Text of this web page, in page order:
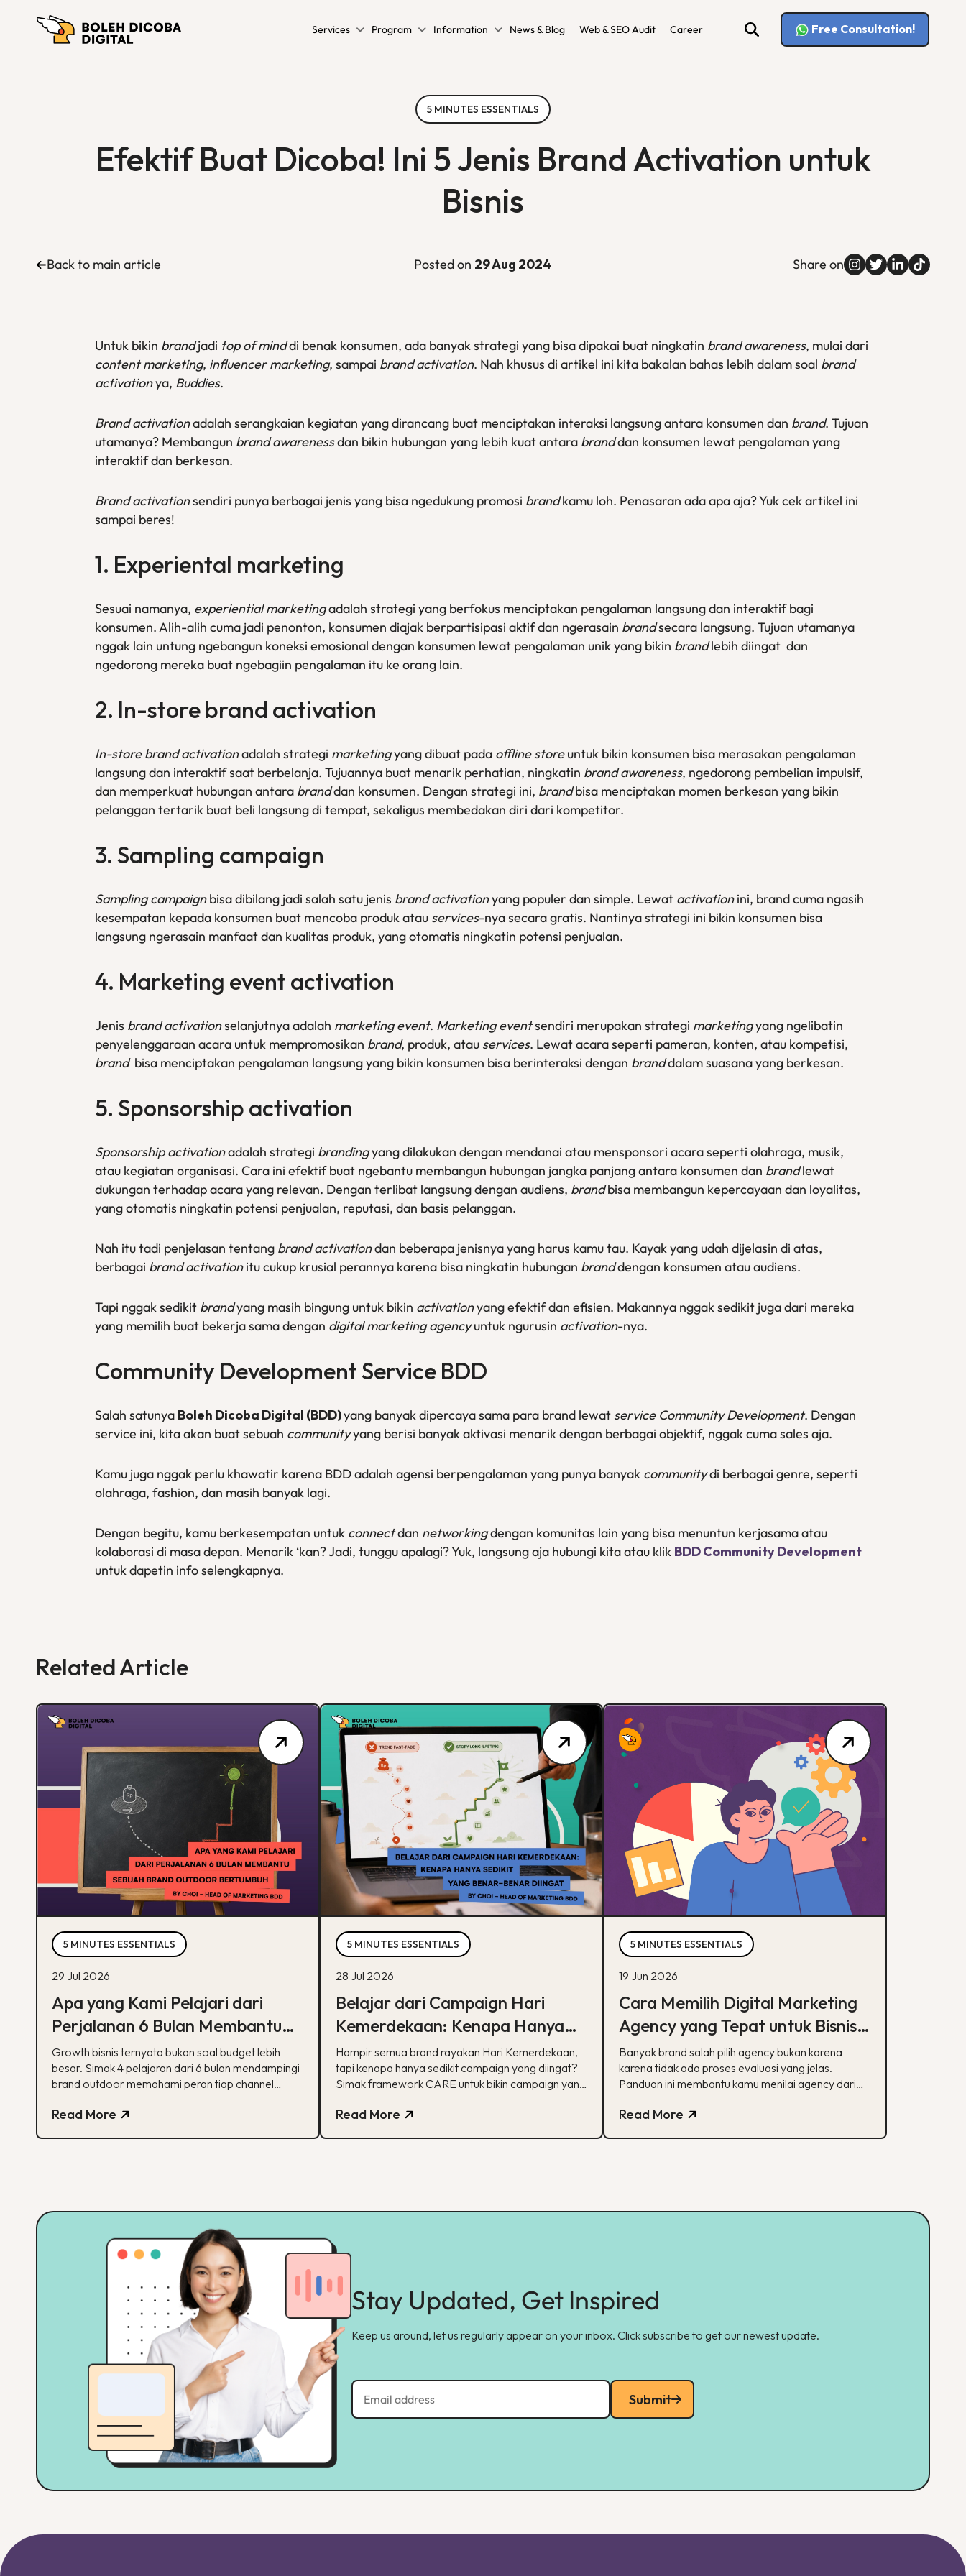
Services Program Information News & Blog Web & SEO Audit Career Free Consultation!
5 MINUTES ESSENTIALS
Efektif Buat Dicoba! Ini 5 Jenis Brand Activation untuk
Bisnis
Back to main article Posted on 29 Aug 2024 Share on
Untuk bikin brandjadi top of minddi benak konsumen, ada banyak strategi yang bisa dipakai buat ningkatin brand awareness, mulai dari
content marketing, influencer marketing, sampai brand activation. Nah khusus di artikel ini kita bakalan bahas lebih dalam soal brand
activationya, Buddies.
Brand activationadalah serangkaian kegiatan yang dirancang buat menciptakan interaksi langsung antara konsumen dan brand. Tujuan
utamanya? Membangun brand awarenessdan bikin hubungan yang lebih kuat antara branddan konsumen lewat pengalaman yang
interaktif dan berkesan.
Brand activationsendiri punya berbagai jenis yang bisa ngedukung promosi brandkamu loh. Penasaran ada apa aja? Yuk cek artikel ini
sampai beres!
1. Experiental marketing
Sesuai namanya, experiential marketingadalah strategi yang berfokus menciptakan pengalaman langsung dan interaktif bagi
konsumen. Alih-alih cuma jadi penonton, konsumen diajak berpartisipasi aktif dan ngerasain brandsecara langsung. Tujuan utamanya
nggak lain untung ngebangun koneksi emosional dengan konsumen lewat pengalaman unik yang bikin brandlebih diingat dan
ngedorong mereka buat ngebagiin pengalaman itu ke orang lain.
2. In-store brand activation
In-store brand activationadalah strategi marketingyang dibuat pada offline storeuntuk bikin konsumen bisa merasakan pengalaman
langsung dan interaktif saat berbelanja. Tujuannya buat menarik perhatian, ningkatin brand awareness, ngedorong pembelian impulsif,
dan memperkuat hubungan antara branddan konsumen. Dengan strategi ini, brandbisa menciptakan momen berkesan yang bikin
pelanggan tertarik buat beli langsung di tempat, sekaligus membedakan diri dari kompetitor.
3. Sampling campaign
Sampling campaignbisa dibilang jadi salah satu jenis brand activationyang populer dan simple. Lewat activationini, brand cuma ngasih
kesempatan kepada konsumen buat mencoba produk atau services-nya secara gratis. Nantinya strategi ini bikin konsumen bisa
langsung ngerasain manfaat dan kualitas produk, yang otomatis ningkatin potensi penjualan.
4. Marketing event activation
Jenis brand activationselanjutnya adalah marketing event. Marketing eventsendiri merupakan strategi marketingyang ngelibatin
penyelenggaraan acara untuk mempromosikan brand, produk, atau services. Lewat acara seperti pameran, konten, atau kompetisi,
brand bisa menciptakan pengalaman langsung yang bikin konsumen bisa berinteraksi dengan branddalam suasana yang berkesan.
5. Sponsorship activation
Sponsorship activationadalah strategi brandingyang dilakukan dengan mendanai atau mensponsori acara seperti olahraga, musik,
atau kegiatan organisasi. Cara ini efektif buat ngebantu membangun hubungan jangka panjang antara konsumen dan brandlewat
dukungan terhadap acara yang relevan. Dengan terlibat langsung dengan audiens, brandbisa membangun kepercayaan dan loyalitas,
yang otomatis ningkatin potensi penjualan, reputasi, dan basis pelanggan.
Nah itu tadi penjelasan tentang brand activationdan beberapa jenisnya yang harus kamu tau. Kayak yang udah dijelasin di atas,
berbagai brand activationitu cukup krusial perannya karena bisa ningkatin hubungan branddengan konsumen atau audiens.
Tapi nggak sedikit brandyang masih bingung untuk bikin activationyang efektif dan efisien. Makannya nggak sedikit juga dari mereka
yang memilih buat bekerja sama dengan digital marketing agencyuntuk ngurusin activation-nya.
Community Development Service BDD
Salah satunya Boleh Dicoba Digital (BDD)yang banyak dipercaya sama para brand lewat service Community Development. Dengan
service ini, kita akan buat sebuah communityyang berisi banyak aktivasi menarik dengan berbagai objektif, nggak cuma sales aja.
Kamu juga nggak perlu khawatir karena BDD adalah agensi berpengalaman yang punya banyak communitydi berbagai genre, seperti
olahraga, fashion, dan masih banyak lagi.
Dengan begitu, kamu berkesempatan untuk connectdan networkingdengan komunitas lain yang bisa menuntun kerjasama atau
kolaborasi di masa depan. Menarik ‘kan? Jadi, tunggu apalagi? Yuk, langsung aja hubungi kita atau klik BDD Community Development
untuk dapetin info selengkapnya.
Related Article
5 MINUTES ESSENTIALS
29 Jul 2026
Apa yang Kami Pelajari dari
Perjalanan 6 Bulan Membantu
Sebuah Brand Outdoor
Bertumbuh
Growth bisnis ternyata bukan soal budget lebih
besar. Simak 4 pelajaran dari 6 bulan mendampingi
brand outdoor memahami peran tiap channel
Read More
5 MINUTES ESSENTIALS
28 Jul 2026
Belajar dari Campaign Hari
Kemerdekaan: Kenapa Hanya
Sedikit yang Benar-Benar
Diingat?
Hampir semua brand rayakan Hari Kemerdekaan,
tapi kenapa hanya sedikit campaign yang diingat?
Simak framework CARE untuk bikin campaign yang
Read More
5 MINUTES ESSENTIALS
19 Jun 2026
Cara Memilih Digital Marketing
Agency yang Tepat untuk Bisnis
Kamu
Banyak brand salah pilih agency bukan karena
karena tidak ada proses evaluasi yang jelas.
Panduan ini membantu kamu menilai agency dari
pelaporan.
Read More
Stay Updated, Get Inspired
Keep us around, let us regularly appear on your inbox. Click subscribe to get our newest update.
Submit